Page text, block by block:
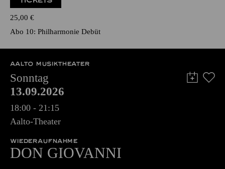
25,00 €
Abo 10: Philharmonie Debüt
AALTO MUSIKTHEATER
Sonntag
13.09.2026
18:00 - 21:15
Aalto-Theater
WIEDERAUFNAHME
DON GIO­VANNI